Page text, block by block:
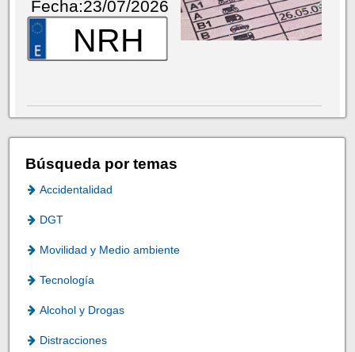
Fecha:23/07/2026
NRH
Búsqueda por temas
Accidentalidad
DGT
Movilidad y Medio ambiente
Tecnología
Alcohol y Drogas
Distracciones